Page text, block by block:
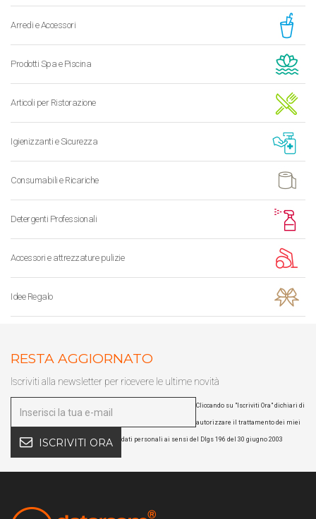
Arredi e Accessori
Prodotti Spa e Piscina
Articoli per Ristorazione
Igienizzanti e Sicurezza
Consumabili e Ricariche
Detergenti Professionali
Accessori e attrezzature pulizie
Idee Regalo
RESTA AGGIORNATO
Iscriviti alla newsletter per ricevere le ultime novità
ISCRIVITI ORA
Cliccando su "Iscriviti Ora" dichiari di
autorizzare il trattamento dei miei
dati personali ai sensi del Dlgs 196 del 30 giugno 2003